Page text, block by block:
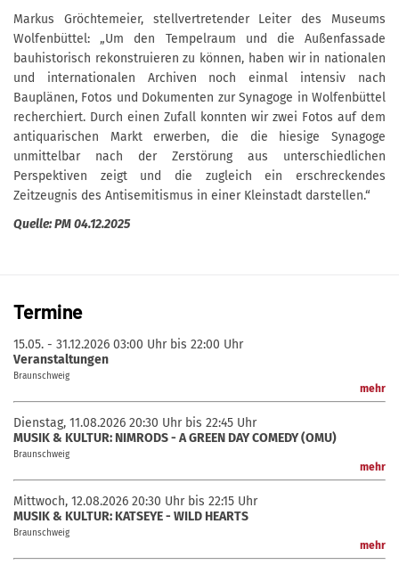
Markus Gröchtemeier, stellvertretender Leiter des Museums
Wolfenbüttel: „Um den Tempelraum und die Außenfassade
bauhistorisch rekonstruieren zu können, haben wir in nationalen
und internationalen Archiven noch einmal intensiv nach
Bauplänen, Fotos und Dokumenten zur Synagoge in Wolfenbüttel
recherchiert. Durch einen Zufall konnten wir zwei Fotos auf dem
antiquarischen Markt erwerben, die die hiesige Synagoge
unmittelbar nach der Zerstörung aus unterschiedlichen
Perspektiven zeigt und die zugleich ein erschreckendes
Zeitzeugnis des Antisemitismus in einer Kleinstadt darstellen.“
Quelle: PM 04.12.2025
Termine
15.05. - 31.12.2026 03:00 Uhr bis 22:00 Uhr
Veranstaltungen
Braunschweig
mehr
Dienstag, 11.08.2026 20:30 Uhr bis 22:45 Uhr
MUSIK & KULTUR: NIMRODS - A GREEN DAY COMEDY (OMU)
Braunschweig
mehr
Mittwoch, 12.08.2026 20:30 Uhr bis 22:15 Uhr
MUSIK & KULTUR: KATSEYE - WILD HEARTS
Braunschweig
mehr